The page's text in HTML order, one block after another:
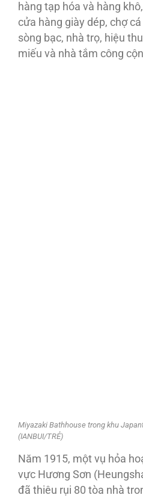
hàng tạp hóa và hàng
cửa hàng giày dép, chợ
sòng bạc, nhà trọ, hiệu
miếu và nhà tắm công
Miyazaki Bathhouse trong khu
(IANBUI/TRẺ)
Năm 1915, một vụ hỏa
vực Hương Sơn
đã thiêu rụi 80 tòa nhà